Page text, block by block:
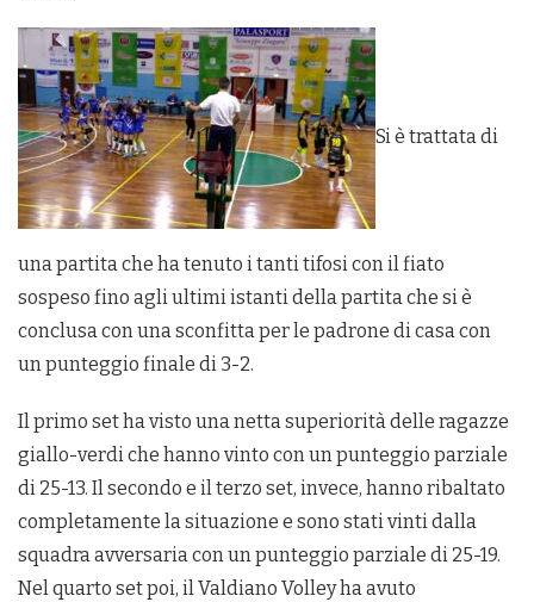
Si è trattata di
una partita che ha tenuto i tanti tifosi con il fiato
sospeso fino agli ultimi istanti della partita che si è
conclusa con una sconfitta per le padrone di casa con
un punteggio finale di 3-2.
Il primo set ha visto una netta superiorità delle ragazze
giallo-verdi che hanno vinto con un punteggio parziale
di 25-13. Il secondo e il terzo set, invece, hanno ribaltato
completamente la situazione e sono stati vinti dalla
squadra avversaria con un punteggio parziale di 25-19.
Nel quarto set poi, il Valdiano Volley ha avuto